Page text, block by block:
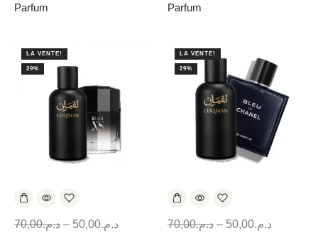
Parfum
Parfum
LA VENTE!
29%
د.م.70,00 – د.م.50,00
LA VENTE!
29%
د.م.70,00 – د.م.50,00